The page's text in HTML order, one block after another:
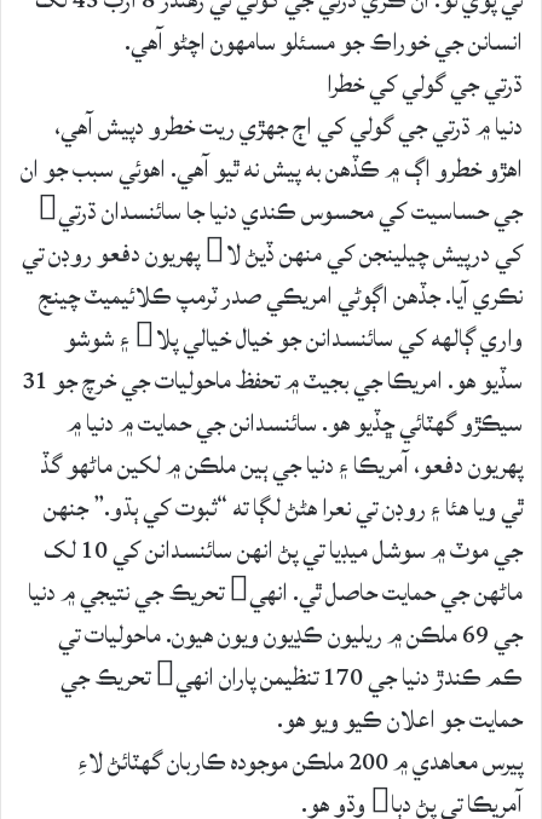
انسانن جي خوراڪ جو مسئلو سامهون اچڻو آهي.
ڌرتي جي گولي کي خطرا
دنيا ۾ ڌرتي جي گولي کي اڄ جهڙي ريت خطرو دپيش آهي،
اهڙو خطرو اڳ ۾ ڪڏهن به پيش نه ٿيو آهي. اهوئي سبب جو ان
جي حساسيت کي محسوس ڪندي دنيا جا سائنسدان ڌرتي
کي درپيش چيلينجن کي منهن ڏيڻ لا پهريون دفعو روڊن تي
نڪري آيا. جڏهن اڳوڻي امريڪي صدر ٽرمپ ڪلائيميٽ چينج
واري ڳالهه کي سائنسدانن جو خيال خيالي پلا ۽ شوشو
سڏيو هو. امريڪا جي بجيٽ ۾ تحفظ ماحوليات جي خرچ جو 31
سيڪڙو گهٽائي ڇڏيو هو. سائنسدانن جي حمايت ۾ دنيا ۾
پهريون دفعو، آمريڪا ۽ دنيا جي ٻين ملڪن ۾ لکين ماڻهو گڏ
ٿي ويا هئا ۽ روڊن تي نعرا هڻڻ لڳا ته “ثبوت کي ٻڌو.” جنهن
جي موٽ ۾ سوشل ميڊيا تي پڻ انهن سائنسدانن کي 10 لک
ماڻهن جي حمايت حاصل ٿي. انهي تحريڪ جي نتيجي ۾ دنيا
جي 69 ملڪن ۾ ريليون ڪڍيون ويون هيون. ماحوليات تي
ڪم ڪندڙ دنيا جي 170 تنظيمن پاران انهي تحريڪ جي
حمايت جو اعلان ڪيو ويو هو.
پيرس معاهدي ۾ 200 ملڪن موجوده ڪاربان گهٽائڻ لاءِ
آمريڪا تي پڻ دٻا وڌو هو.